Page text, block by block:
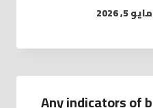
مايو 5, 2026
Any indicators of